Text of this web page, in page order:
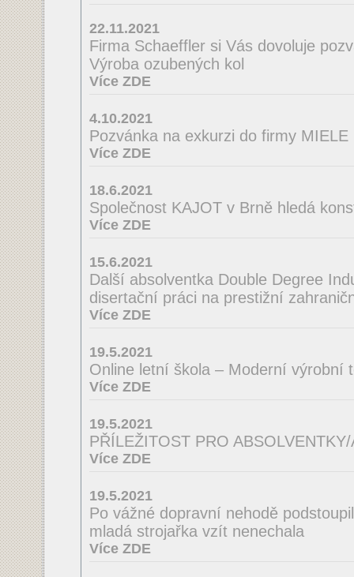
22.11.2021
Firma Schaeffler si Vás dovoluje
Výroba ozubených kol
Více ZDE
4.10.2021
Pozvánka na exkurzi do firmy MIELE
Více ZDE
18.6.2021
Společnost KAJOT v Brně hledá
Více ZDE
15.6.2021
Další absolventka Double Degree
disertační práci na prestižní
Více ZDE
19.5.2021
Online letní škola – Moderní výrobní
Více ZDE
19.5.2021
PŘÍLEŽITOST PRO
Více ZDE
19.5.2021
Po vážné dopravní nehodě
mladá strojařka vzít nenechala
Více ZDE